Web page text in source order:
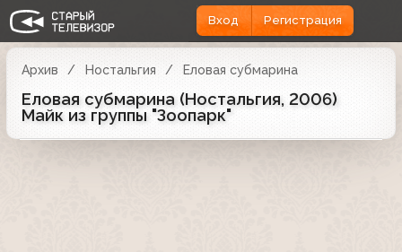
Вход Регистрация
Архив Ностальгия Еловая субмарина
Еловая субмарина (Ностальгия, 2006)
Майк из группы "Зоопарк"